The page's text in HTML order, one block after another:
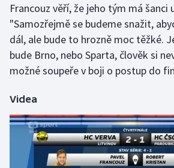
Judo
Krasobruslení
Lezení
Lyže a snowboard
Moderní pětiboj
Motorsport
Francouz věří, že jeho tým má šanci
"Samozřejmě se budeme snažit,
dál, ale bude to hrozně moc těžké.
bude Brno, nebo Sparta, člověk si
možné soupeře v boji o postup do
Videa